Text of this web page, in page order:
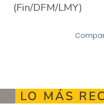
(Fin/DFM/LMY)
LO MÁS